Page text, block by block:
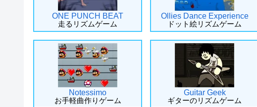
ONE PUNCH BEAT
走るリズムゲーム
Ollies Dance Experience
ドット絵リズムゲーム
Notessimo
お手軽曲作りゲーム
Guitar Geek
ギターのリズムゲーム